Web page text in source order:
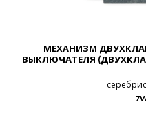
МЕХАНИЗМ
ВЫКЛЮЧАТЕЛЯ